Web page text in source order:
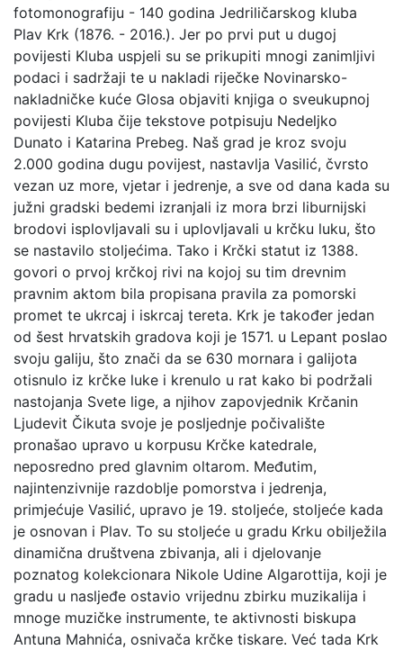
fotomonografiju - 140 godina Jedriličarskog kluba
Plav Krk (1876. - 2016.). Jer po prvi put u dugoj
povijesti Kluba uspjeli su se prikupiti mnogi zanimljivi
podaci i sadržaji te u nakladi riječke Novinarsko-
nakladničke kuće Glosa objaviti knjiga o sveukupnoj
povijesti Kluba čije tekstove potpisuju Nedeljko
Dunato i Katarina Prebeg. Naš grad je kroz svoju
2.000 godina dugu povijest, nastavlja Vasilić, čvrsto
vezan uz more, vjetar i jedrenje, a sve od dana kada su
južni gradski bedemi izranjali iz mora brzi liburnijski
brodovi isplovljavali su i uplovljavali u krčku luku, što
se nastavilo stoljećima. Tako i Krčki statut iz 1388.
govori o prvoj krčkoj rivi na kojoj su tim drevnim
pravnim aktom bila propisana pravila za pomorski
promet te ukrcaj i iskrcaj tereta. Krk je također jedan
od šest hrvatskih gradova koji je 1571. u Lepant poslao
svoju galiju, što znači da se 630 mornara i galijota
otisnulo iz krčke luke i krenulo u rat kako bi podržali
nastojanja Svete lige, a njihov zapovjednik Krčanin
Ljudevit Čikuta svoje je posljednje počivalište
pronašao upravo u korpusu Krčke katedrale,
neposredno pred glavnim oltarom. Međutim,
najintenzivnije razdoblje pomorstva i jedrenja,
primjećuje Vasilić, upravo je 19. stoljeće, stoljeće kada
je osnovan i Plav. To su stoljeće u gradu Krku obilježila
dinamična društvena zbivanja, ali i djelovanje
poznatog kolekcionara Nikole Udine Algarottija, koji je
gradu u nasljeđe ostavio vrijednu zbirku muzikalija i
mnoge muzičke instrumente, te aktivnosti biskupa
Antuna Mahnića, osnivača krčke tiskare. Već tada Krk